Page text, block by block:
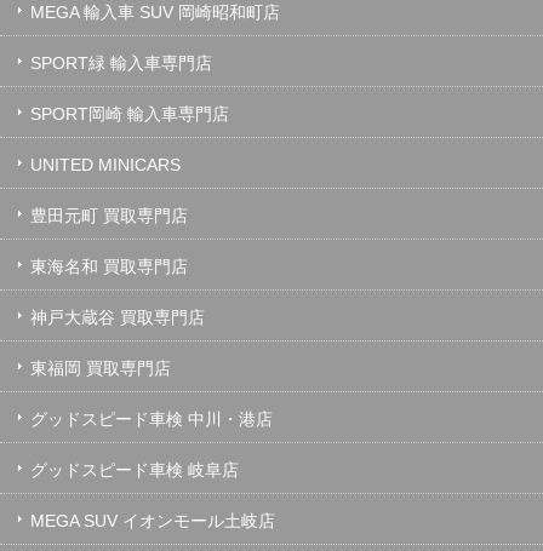
MEGA 輸入車 SUV 岡崎昭和町店
SPORT緑 輸入車専門店
SPORT岡崎 輸入車専門店
UNITED MINICARS
豊田元町 買取専門店
東海名和 買取専門店
神戸大蔵谷 買取専門店
東福岡 買取専門店
グッドスピード車検 中川・港店
グッドスピード車検 岐阜店
MEGA SUV イオンモール土岐店